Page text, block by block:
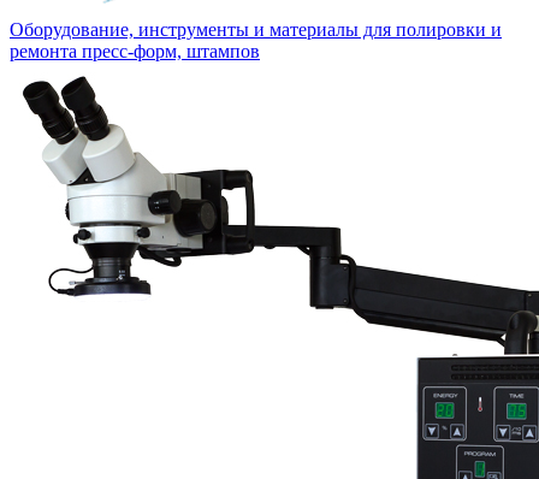
Оборудование, инструменты и материалы для полировки и
ремонта пресс-форм, штампов